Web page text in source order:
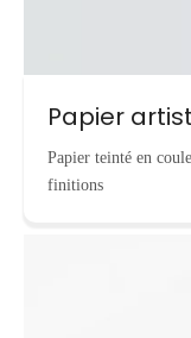
Papier
Papier teinté en
finitions